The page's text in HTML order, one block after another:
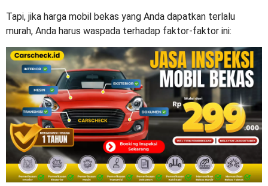
Tapi, jika harga mobil bekas yang Anda dapatkan terlalu
murah, Anda harus waspada terhadap faktor-faktor ini: